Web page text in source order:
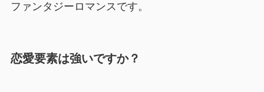
ファンタジーロマンスです。
恋愛要素は強いですか？